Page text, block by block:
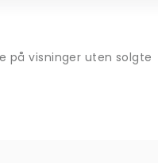
på visninger uten solgte